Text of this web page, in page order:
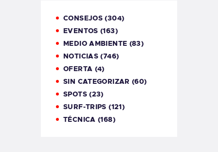
CONSEJOS (304)
EVENTOS (163)
MEDIO AMBIENTE (83)
NOTICIAS (746)
OFERTA (4)
SIN CATEGORIZAR (60)
SPOTS(23)
SURF-TRIPS (121)
TÉCNICA (168)